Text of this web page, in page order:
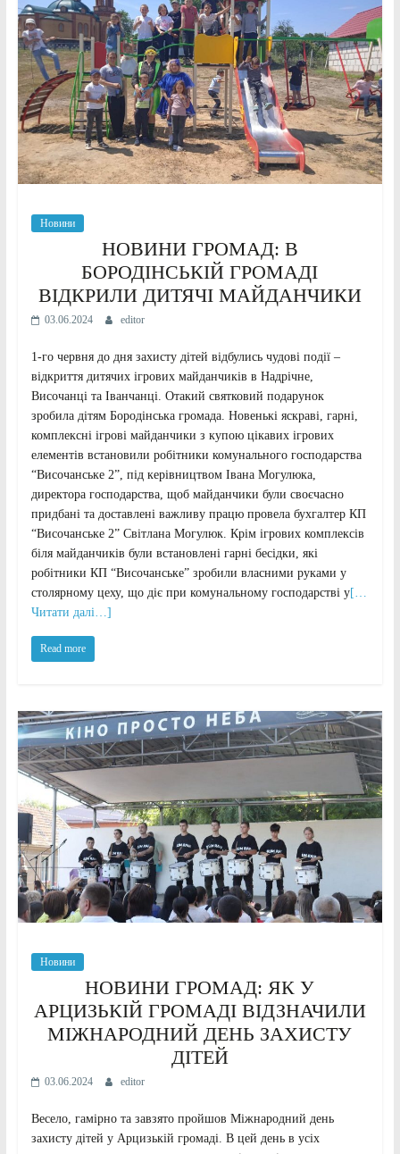
Новини
НОВИНИ ГРОМАД: В
БОРОДІНСЬКІЙ ГРОМАДІ
ВІДКРИЛИ ДИТЯЧІ МАЙДАНЧИКИ
03.06.2024 editor
1-го червня до дня захисту дітей відбулись чудові події –
відкриття дитячих ігрових майданчиків в Надрічне,
Височанці та Іванчанці. Отакий святковий подарунок
зробила дітям Бородінська громада. Новенькі яскраві, гарні,
комплексні ігрові майданчики з купою цікавих ігрових
елементів встановили робітники комунального господарства
“Височанське 2”, під керівництвом Івана Могулюка,
директора господарства, щоб майданчики були своєчасно
придбані та доставлені важливу працю провела бухгалтер КП
“Височанське 2” Світлана Могулюк. Крім ігрових комплексів
біля майданчиків були встановлені гарні бесідки, які
робітники КП “Височанське” зробили власними руками у
столярному цеху, що діє при комунальному господарстві у[…
Читати далі…]
Read more
Новини
НОВИНИ ГРОМАД: ЯК У
АРЦИЗЬКІЙ ГРОМАДІ ВІДЗНАЧИЛИ
МІЖНАРОДНИЙ ДЕНЬ ЗАХИСТУ
ДІТЕЙ
03.06.2024 editor
Весело, гамірно та завзято пройшов Міжнародний день
захисту дітей у Арцизькій громаді. В цей день в усіх